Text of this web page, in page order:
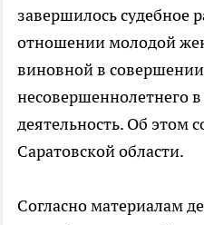
завершилось судебное
отношении молодой
виновной в
несовершеннолетнего
деятельность. Об этом
Саратовской области.
Согласно материалам